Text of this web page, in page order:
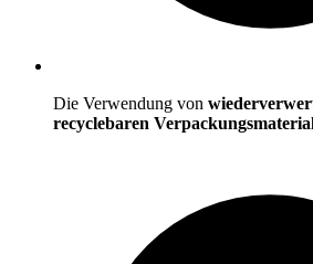
Die Verwendung von
recyclebaren